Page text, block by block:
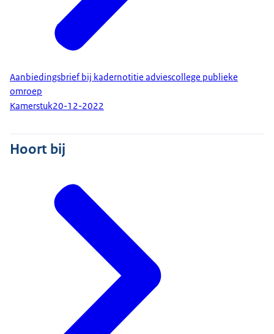
Aanbiedingsbrief bij kadernotitie adviescollege publieke
omroep
Kamerstuk20-12-2022
Hoort bij